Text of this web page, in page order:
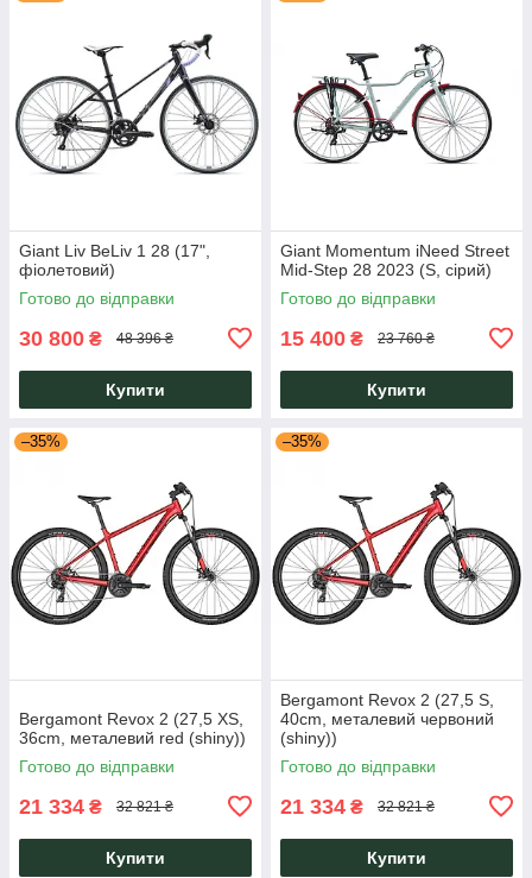
Giant Liv BeLiv 1 28 (17",
фіолетовий)
Готово до відправки
30 800 ₴ 48 396 ₴
Купити
Giant Momentum iNeed Street
Mid-Step 28 2023 (S, сірий)
Готово до відправки
15 400 ₴ 23 760 ₴
Купити
–35%
Bergamont Revox 2 (27,5 XS,
36cm, металевий red (shiny))
Готово до відправки
21 334 ₴ 32 821 ₴
Купити
–35%
Bergamont Revox 2 (27,5 S,
40cm, металевий червоний
(shiny))
Готово до відправки
21 334 ₴ 32 821 ₴
Купити